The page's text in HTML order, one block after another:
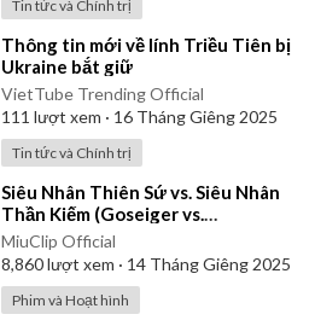
Tin tức và Chính trị
⁣Thông tin mới về lính Triều Tiên bị
Ukraine bắt giữ
VietTube Trending Official
111 lượt xem · 16 Tháng Giêng 2025
Tin tức và Chính trị
⁣Siêu Nhân Thiên Sứ vs. Siêu Nhân
Thần Kiếm (Goseiger vs.
Shinkenger) | Vietsub
MiuClip Official
8,860lượt xem · 14 Tháng Giêng 2025
Phim và Hoạt hình